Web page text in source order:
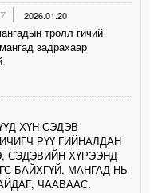
2026.01.20
тролл гичий
задрахаар
ХҮН СЭДЭВ
РҮҮ ГИЙНАЛДАН
СЭДЭВИЙН ХҮРЭЭНД
БАЙХГҮЙ, МАНГАД НЬ
ЧААВААС.